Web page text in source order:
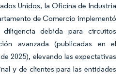
Unidos, la Oficina de Industria
de Comercio implementó
debida para circuitos
avanzada (publicadas en el
2025), elevando las expectativas
y de clientes para las entidades